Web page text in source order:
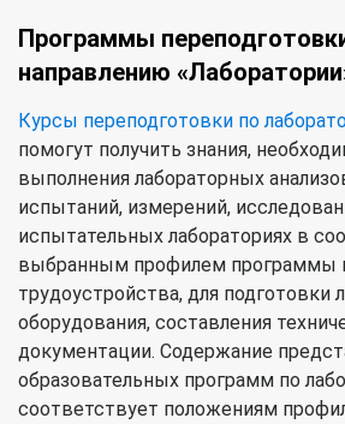
Программы
направлению
Курсы переподготовки по
помогут получить знания,
выполнения лабораторных
испытаний, измерений,
испытательных лабораториях в
выбранным профилем программы
трудоустройства, для подготовки
оборудования, составления
документации. Содержание
образовательных программ по
соответствует положениям